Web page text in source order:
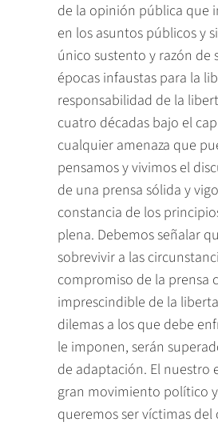
de la opinión pública que
en los asuntos públicos y
único sustento y razón de
épocas infaustas para la
responsabilidad de la
cuatro décadas bajo el
cualquier amenaza que
pensamos y vivimos el
de una prensa sólida y
constancia de los
plena. Debemos señalar
sobrevivir a las
compromiso de la prensa
imprescindible de la
dilemas a los que debe
le imponen, serán
de adaptación. El nuestro
gran movimiento político
queremos ser víctimas